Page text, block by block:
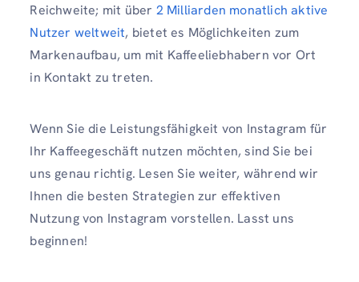
Reichweite; mit über 2 Milliarden monatlich aktive
Nutzer weltweit, bietet es Möglichkeiten zum
Markenaufbau, um mit Kaffeeliebhabern vor Ort
in Kontakt zu treten.
Wenn Sie die Leistungsfähigkeit von Instagram für
Ihr Kaffeegeschäft nutzen möchten, sind Sie bei
uns genau richtig. Lesen Sie weiter, während wir
Ihnen die besten Strategien zur effektiven
Nutzung von Instagram vorstellen. Lasst uns
beginnen!